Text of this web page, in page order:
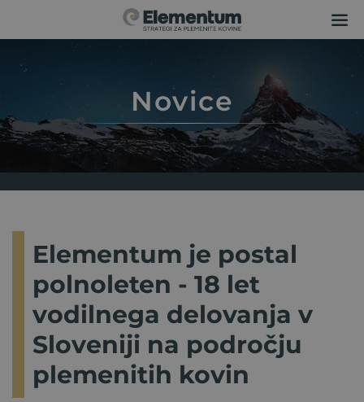
Novice
Elementum je postal
polnoleten - 18 let
vodilnega delovanja v
Sloveniji na področju
plemenitih kovin